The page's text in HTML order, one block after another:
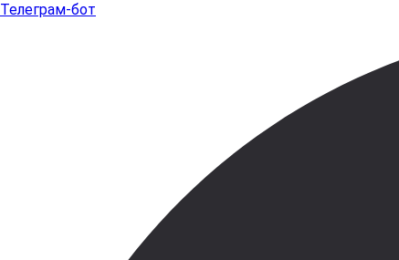
Телеграм-бот